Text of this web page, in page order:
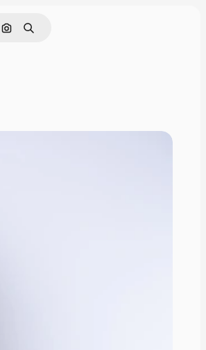
Nach Bild suchen
Suchen